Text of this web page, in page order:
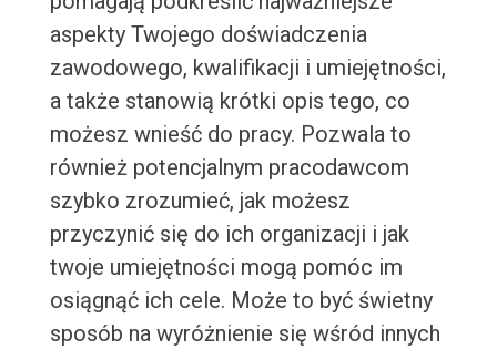
aspekty Twojego doświadczenia
zawodowego, kwalifikacji i umiejętności,
a także stanowią krótki opis tego, co
możesz wnieść do pracy. Pozwala to
również potencjalnym pracodawcom
szybko zrozumieć, jak możesz
przyczynić się do ich organizacji i jak
twoje umiejętności mogą pomóc im
osiągnąć ich cele. Może to być świetny
sposób na wyróżnienie się wśród innych